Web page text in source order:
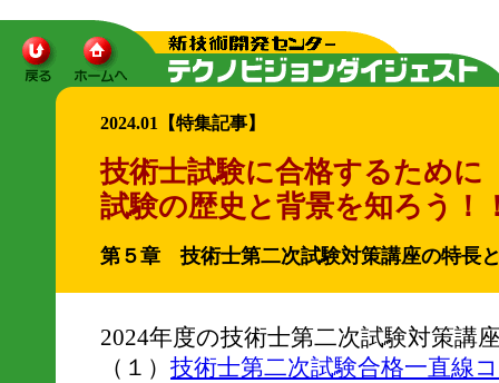
2024.01【特集記事】
技術士試験に合格するために
試験の歴史と背景を知ろう！
第５章 技術士第二次試験対策講座の特長
2024年度の技術士第二次試験対策講
（１） 技術士第二次試験合格一直線